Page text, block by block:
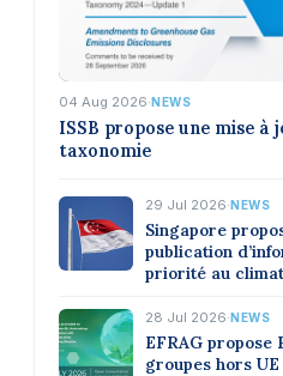
04 Aug 2026·NEWS
ISSB propose une mise à
taxonomie
29 Jul 2026·NEWS
Singapore
publication
priorité au
28 Jul 2026·NEWS
EFRAG propose
groupes hors UE